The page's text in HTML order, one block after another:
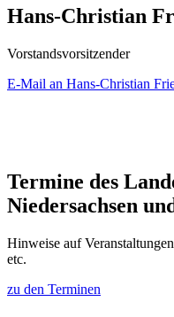
Hans-Christian
Vorstandsvorsitzender
E-Mail an Hans-Christian
Termine des
Niedersachsen
Hinweise auf
etc.
zu den Terminen